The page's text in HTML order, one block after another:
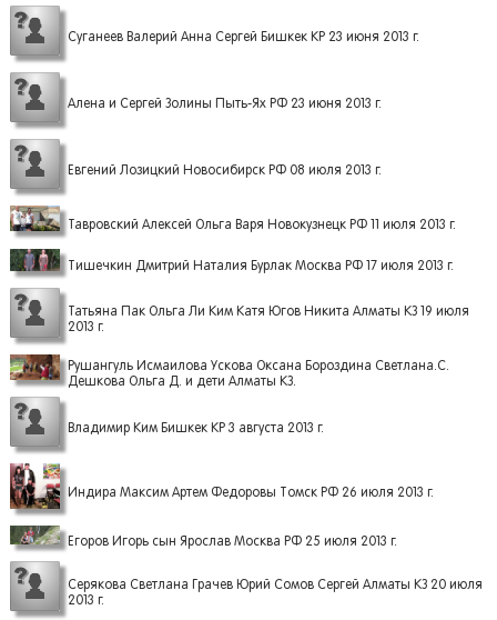
Суганеев Валерий Анна Сергей Бишкек КР 23 июня 2013 г.
Алена и Сергей Золины Пыть-Ях РФ 23 июня 2013 г.
Евгений Лозицкий Новосибирск РФ 08 июля 2013 г.
Тавровский Алексей Ольга Варя Новокузнецк РФ 11 июля 2013 г.
Тишечкин Дмитрий Наталия Бурлак Москва РФ 17 июля 2013 г.
Татьяна Пак Ольга Ли Ким Катя Югов Никита Алматы КЗ 19 июля
2013 г.
Рушангуль Исмаилова Ускова Оксана Бороздина Светлана.С.
Дешкова Ольга Д. и дети Алматы КЗ.
Владимир Ким Бишкек КР 3 августа 2013 г.
Индира Максим Артем Федоровы Томск РФ 26 июля 2013 г.
Егоров Игорь сын Ярослав Москва РФ 25 июля 2013 г.
Серякова Светлана Грачев Юрий Сомов Сергей Алматы КЗ 20 июля
2013 г.